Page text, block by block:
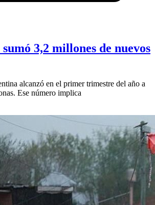
3,2 millones de nuevos
alcanzó en el primer trimestre del año a
Ese número implica